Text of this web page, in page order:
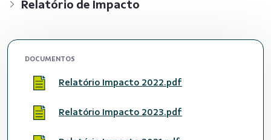
Relatório de Impacto
DOCUMENTOS
Relatório Impacto 2022.pdf
Relatório Impacto 2023.pdf